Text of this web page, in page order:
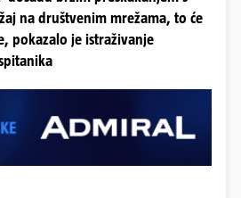
na društvenim mrežama, to će
pokazalo je istraživanje